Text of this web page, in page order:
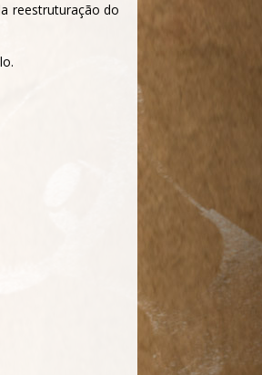
reestruturação do